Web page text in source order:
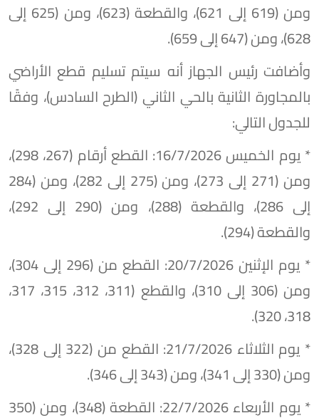
ومن (619 إلى 621)، والقطعة (623)، ومن (625 إلى
628)، ومن (647 إلى 659).
وأضافت رئيس الجهاز أنه سيتم تسليم قطع الأراضي
بالمجاورة الثانية بالحي الثاني (الطرح السادس)، وفقًا
للجدول التالي:
* يوم الخميس 16/7/2026: القطع أرقام (267، 298)،
ومن (271 إلى 273)، ومن (275 إلى 282)، ومن (284
إلى 286)، والقطعة (288)، ومن (290 إلى 292)،
والقطعة (294).
* يوم الإثنين 20/7/2026: القطع من (296 إلى 304)،
ومن (306 إلى 310)، والقطع (311، 312، 315، 317،
318، 320).
* يوم الثلاثاء 21/7/2026: القطع من (322 إلى 328)،
ومن (330 إلى 341)، ومن (343 إلى 346).
* يوم الأربعاء 22/7/2026: القطعة (348)، ومن (350